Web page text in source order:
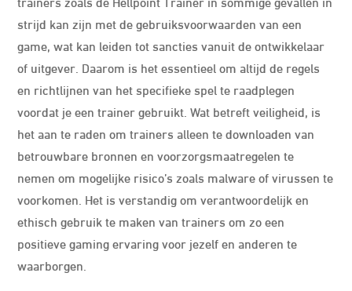
strijd kan zijn met de gebruiksvoorwaarden van een
game, wat kan leiden tot sancties vanuit de ontwikkelaar
of uitgever. Daarom is het essentieel om altijd de regels
en richtlijnen van het specifieke spel te raadplegen
voordat je een trainer gebruikt. Wat betreft veiligheid, is
het aan te raden om trainers alleen te downloaden van
betrouwbare bronnen en voorzorgsmaatregelen te
nemen om mogelijke risico’s zoals malware of virussen te
voorkomen. Het is verstandig om verantwoordelijk en
ethisch gebruik te maken van trainers om zo een
positieve gaming ervaring voor jezelf en anderen te
waarborgen.